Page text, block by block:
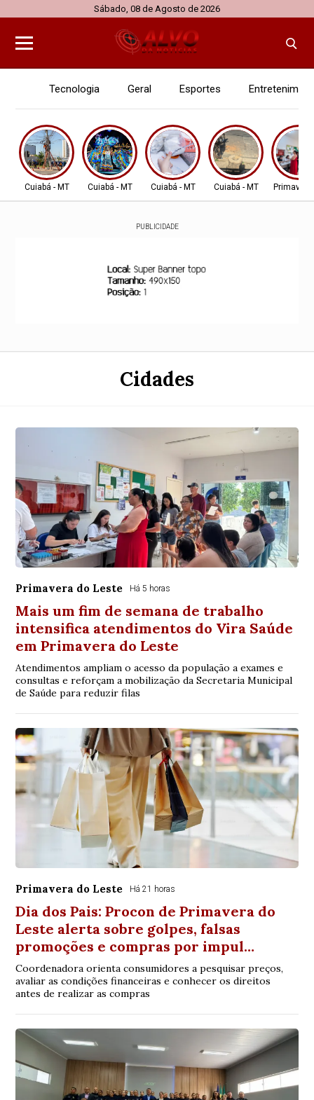
Sábado, 08 de Agosto de 2026
Tecnologia Geral Esportes
Cuiabá - MT Cuiabá - MT Cuiabá - MT Cuiabá - MT
PUBLICIDADE
Cidades
Primavera do Leste Há 5 horas
Mais um fim de semana de trabalho
intensifica atendimentos do Vira Saúde
em Primavera do Leste
Atendimentos ampliam o acesso da população a exames e
consultas e reforçam a mobilização da Secretaria Municipal
de Saúde para reduzir filas
Primavera do Leste Há 21 horas
Dia dos Pais: Procon de Primavera do
Leste alerta sobre golpes, falsas
promoções e compras por impul…
Coordenadora orienta consumidores a pesquisar preços,
avaliar as condições financeiras e conhecer os direitos
antes de realizar as compras